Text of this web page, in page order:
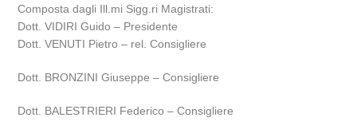
Composta dagli Ill.mi Sigg.ri Magistrati:
Dott. VIDIRI Guido – Presidente
Dott. VENUTI Pietro – rel. Consigliere
Dott. BRONZINI Giuseppe – Consigliere
Dott. BALESTRIERI Federico – Consigliere